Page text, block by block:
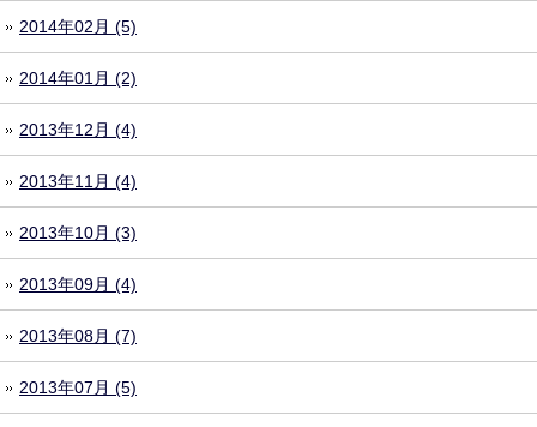
2014年02月 (5)
2014年01月 (2)
2013年12月 (4)
2013年11月 (4)
2013年10月 (3)
2013年09月 (4)
2013年08月 (7)
2013年07月 (5)